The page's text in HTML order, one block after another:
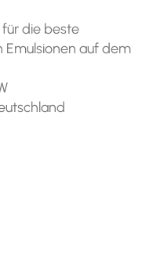
die beste
Emulsionen auf dem